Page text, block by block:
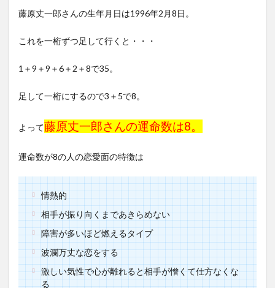
藤原丈一郎さんの生年月日は1996年2月8日。
これを一桁ずつ足して行くと・・・
1＋9＋9＋6＋2＋8で35。
足して一桁にするので3＋5で8。
よって藤原丈一郎さんの運命数は8。
運命数が8の人の恋愛面の特徴は
情熱的
相手が振り向くまであきらめない
障害が多いほど燃えるタイプ
波瀾万丈な恋をする
激しい気性で心が離れると相手が憎くて仕方なくな
る